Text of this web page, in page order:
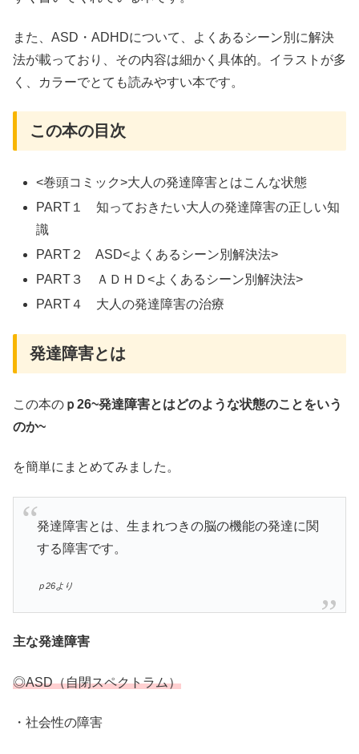
また、ASD・ADHDについて、よくあるシーン別に解決
法が載っており、その内容は細かく具体的。イラストが多
く、カラーでとても読みやすい本です。
この本の目次
<巻頭コミック>大人の発達障害とはこんな状態
PART１ 知っておきたい大人の発達障害の正しい知
識
PART２ ASD<よくあるシーン別解決法>
PART３ ＡＤＨＤ<よくあるシーン別解決法>
PART４ 大人の発達障害の治療
発達障害とは
この本の ｐ26~発達障害とはどのような状態のことをいう
のか~
を簡単にまとめてみました。
発達障害とは、生まれつきの脳の機能の発達に関
する障害です。
ｐ26より
主な発達障害
◎ASD（自閉スペクトラム）
・社会性の障害